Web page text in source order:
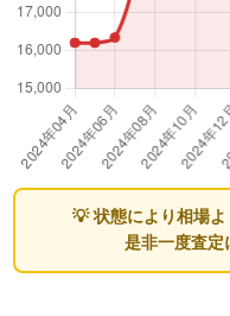
💡 状態により相場よ
是非一度査定